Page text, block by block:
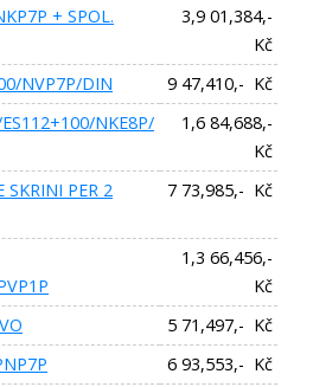
+ SPOL.
3,9 01,384,-
Kč
NVP7P/DIN
9 47,410,- Kč
NKE8P/
1,6 84,688,-
Kč
SKRINI PER 2
7 73,985,- Kč
1,3 66,456,-
Kč
5 71,497,- Kč
6 93,553,- Kč